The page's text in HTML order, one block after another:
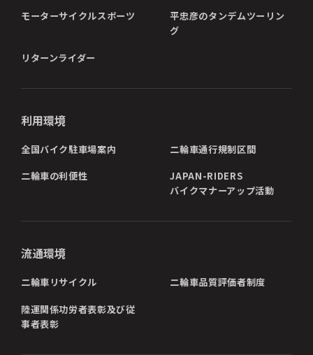
モーターサイクルスポーツ
平忠彦のタンデムツーリン
グ
リターンライダー
利用環境
全国バイク駐車場案内 二輪車通行規制区間
二輪車の利便性
JAPAN-RIDERS
バイクマナーアップ活動
流通環境
二輪車リサイクル 二輪車品質評価者制度
陸運関係功労者表彰及び従
事者表彰